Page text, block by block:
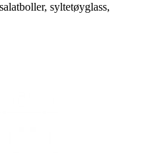
sylte­tøyglass,